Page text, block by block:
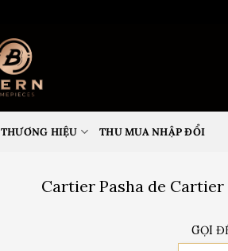
THƯƠNG HIỆU THU MUA NHẬP ĐỔI
Cartier Pasha de Cartier
GỌI